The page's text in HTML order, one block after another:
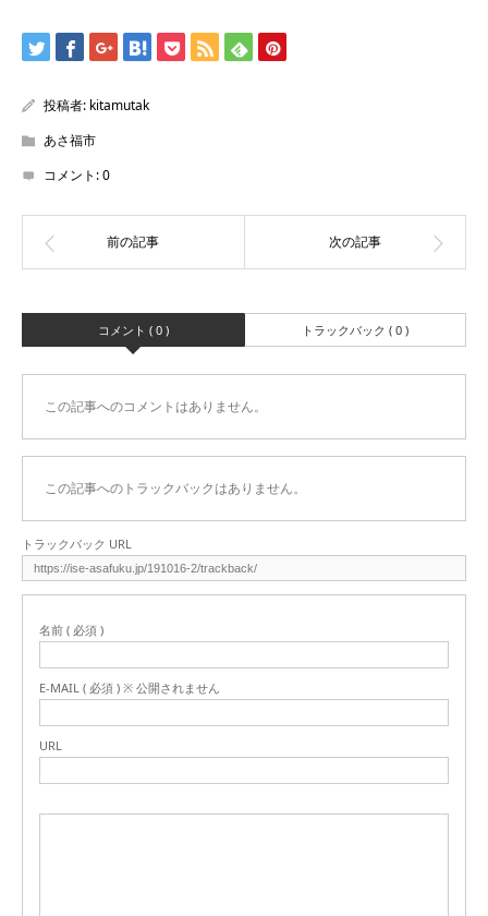
投稿者: kitamutak
あさ福市
コメント:0
コメント ( 0 ) トラックバック ( 0 )
この記事へのコメントはありません。
この記事へのトラックバックはありません。
トラックバック URL
名前 ( 必須 )
E-MAIL ( 必須 ) ※ 公開されません
URL